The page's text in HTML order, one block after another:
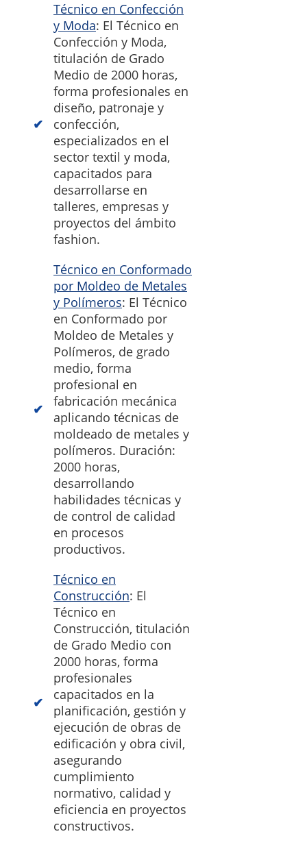
Técnico en Confección
y Moda: El Técnico en
Confección y Moda,
titulación de Grado
Medio de 2000 horas,
forma profesionales en
diseño, patronaje y
confección,
especializados en el
sector textil y moda,
capacitados para
desarrollarse en
talleres, empresas y
proyectos del ámbito
fashion.
Técnico en Conformado
por Moldeo de Metales
y Polímeros: El Técnico
en Conformado por
Moldeo de Metales y
Polímeros, de grado
medio, forma
profesional en
fabricación mecánica
aplicando técnicas de
moldeado de metales y
polímeros. Duración:
2000 horas,
desarrollando
habilidades técnicas y
de control de calidad
en procesos
productivos.
Técnico en
Construcción: El
Técnico en
Construcción, titulación
de Grado Medio con
2000 horas, forma
profesionales
capacitados en la
planificación, gestión y
ejecución de obras de
edificación y obra civil,
asegurando
cumplimiento
normativo, calidad y
eficiencia en proyectos
constructivos.